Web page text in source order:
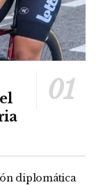
diplomática